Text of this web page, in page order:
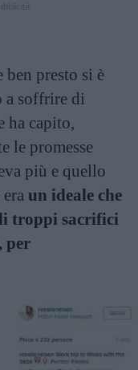
presto si è
a soffrire di
ha capito,
le promesse
più e quello
un ideale che
troppi sacrifici
per